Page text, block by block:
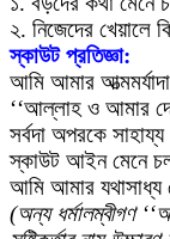
২. নিজেদের খেয়ালে
স্কাউট প্রতিজ্ঞা:
আমি আমার
‘‘আল্লাহ ও আমার
সর্বদা অপরকে
স্কাউট আইন মেনে
আমি আমার যথাসাধ্য
(অন্য ধর্মালম্বীগণ